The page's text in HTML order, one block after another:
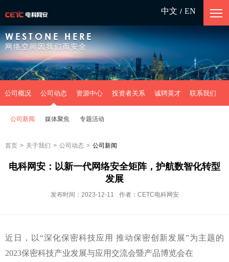
中文 / EN
WESTONE HERE
网络空间因我们而安全
公司概况 公司动态 资源中心 投资者关系 诚聘英才 联系我们
公司新闻 媒体聚焦 专题活动
首页 > 关于我们 > 公司动态 > 公司新闻
电科网安：以新一代网络安全矩阵，护航数智化转型
发展
发布时间：2023-12-11 作者：CETC电科网安
近日，以“深化保密科技应用 推动保密创新发展”为主题的
2023保密科技产业发展与应用交流会暨产品博览会在